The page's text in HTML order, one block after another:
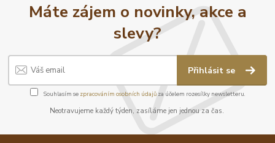
Máte zájem o novinky, akce a
slevy?
Přihlásit se
Souhlasím se zpracováním osobních údajůza účelem rozesílky newsletteru.
Neotravujeme každý týden, zasíláme jen jednou za čas.